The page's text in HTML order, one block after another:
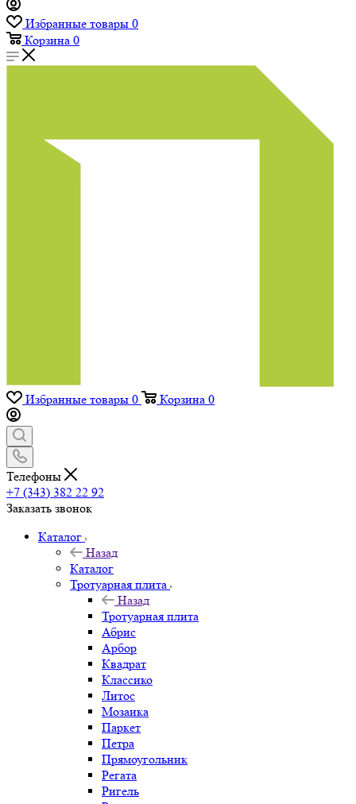
Избранные товары 0
Корзина 0
Избранные товары 0 Корзина 0
Телефоны
+7 (343) 382 22 92
Заказать звонок
Каталог
Назад
Каталог
Тротуарная плита
Назад
Тротуарная плита
Абрис
Арбор
Квадрат
Классико
Литос
Мозаика
Паркет
Петра
Прямоугольник
Регата
Ригель